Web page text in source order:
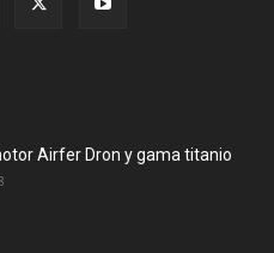
Airfer Dron y gama titanio